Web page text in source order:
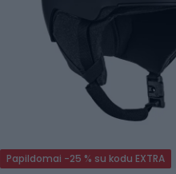
Papildomai -25 % su kodu EXTRA